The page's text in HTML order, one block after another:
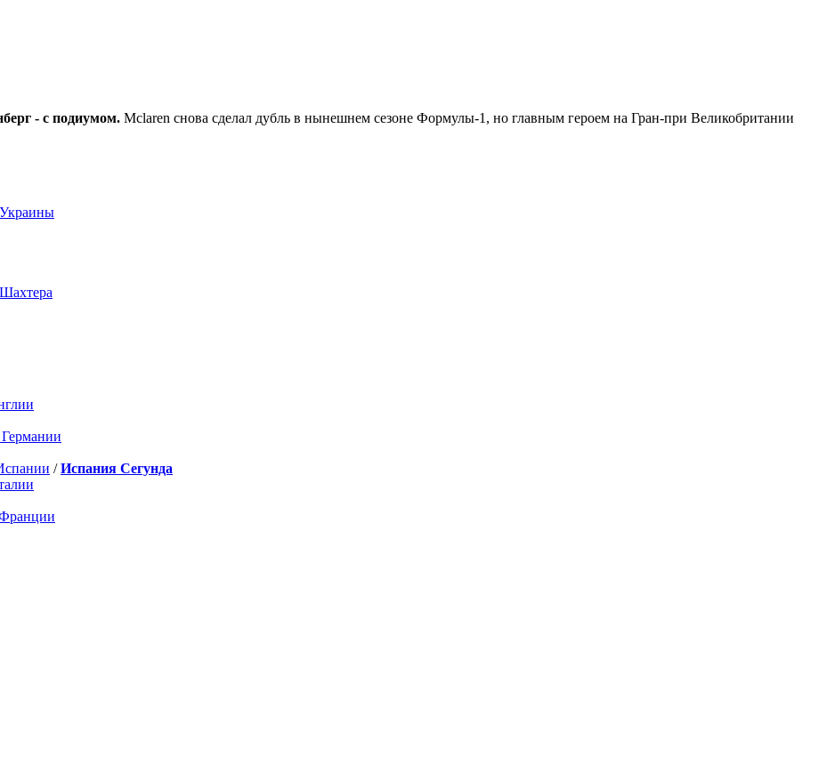
- с подиумом. Mclaren снова сделал дубль в нынешнем сезоне Формулы-1, но главным героем на Гран-при Великобритании
/Испания Сегунда